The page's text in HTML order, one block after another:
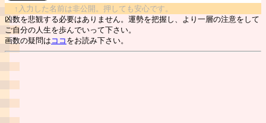
↑入力した名前は非公開。押しても安心です。
凶数を悲観する必要はありません。運勢を把握し、より一層の注意をして
ご自分の人生を歩んでいって下さい。
画数の疑問は ココ をお読み下さい。